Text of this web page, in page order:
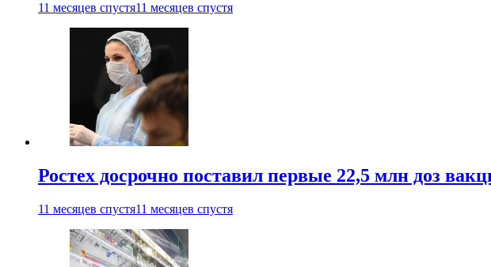
11 месяцев спустя11 месяцев спустя
Ростех досрочно поставил первые 22,5 млн доз
11 месяцев спустя11 месяцев спустя